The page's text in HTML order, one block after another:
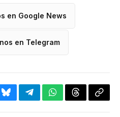
en Google News
en Telegram
BlueskyTelegramWhatsApp
Threads